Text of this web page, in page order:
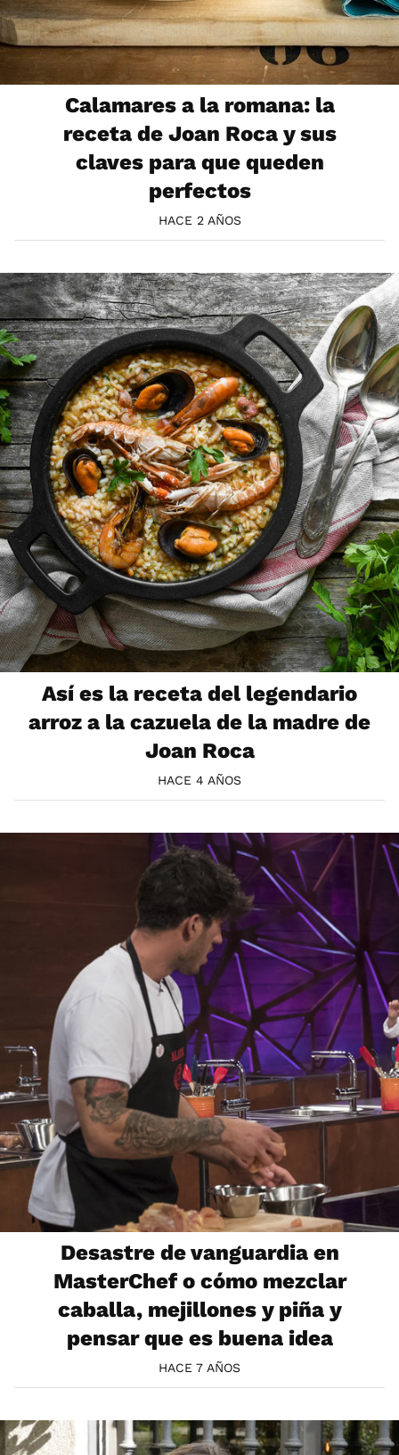
Calamares a la romana: la
receta de Joan Roca y sus
claves para que queden
perfectos
HACE 2 AÑOS
Así es la receta del legendario
arroz a la cazuela de la madre de
Joan Roca
HACE 4 AÑOS
Desastre de vanguardia en
MasterChef o cómo mezclar
caballa, mejillones y piña y
pensar que es buena idea
HACE 7 AÑOS